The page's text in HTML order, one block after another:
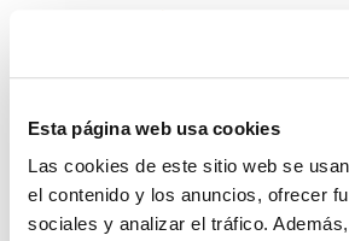
Esta página web usa cookies
Las cookies de este sitio web se
el contenido y los anuncios, ofrecer
sociales y analizar el tráfico.
ELA